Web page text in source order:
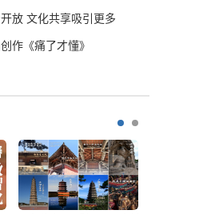
至
日，哈尔滨冰雪大世界和太阳岛雪
启动建设工作。前...
放 文化共享吸引更多
灵隐飞来峰
作《痛了才懂》